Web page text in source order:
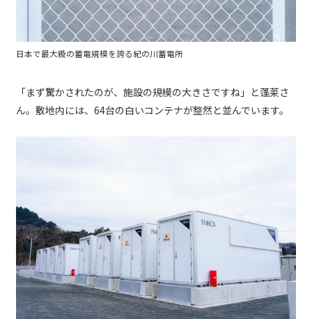
日本で最大級の蓄電規模を誇る紀の川蓄電所
「まず驚かされたのが、施設の規模の大きさですね」と蓬莱さ
ん。敷地内には、64台の白いコンテナが整然と並んでいます。